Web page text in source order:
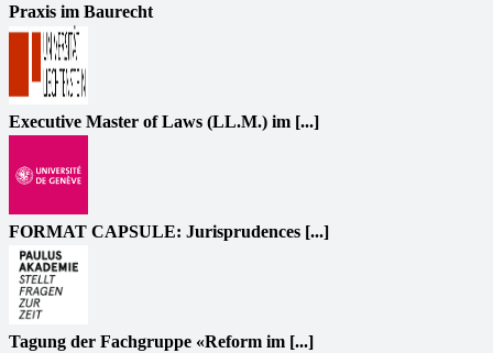
Praxis im Baurecht
Executive Master of Laws (LL.M.) im [...]
FORMAT CAPSULE: Jurisprudences [...]
Tagung der Fachgruppe «Reform im [...]